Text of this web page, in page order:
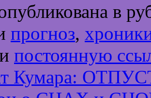
в
прогноз,
постоянную
Кумара: